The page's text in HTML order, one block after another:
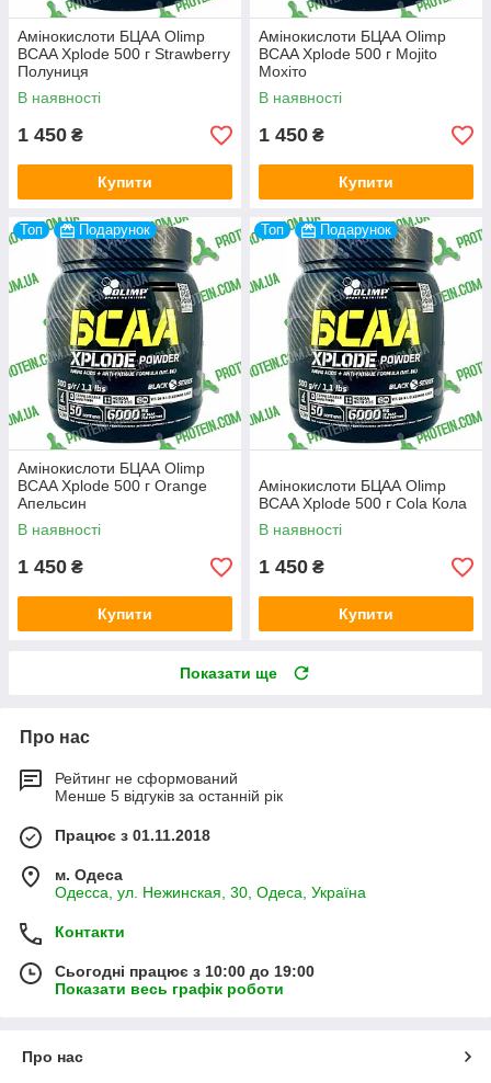
Амінокислоти БЦАА Olimp
BCAA Xplode 500 г Strawberry
Полуниця
В наявності
1 450 ₴
Купити
Амінокислоти БЦАА Olimp
BCAA Xplode 500 г Mojito
Мохіто
В наявності
1 450 ₴
Купити
Топ Подарунок
Амінокислоти БЦАА Olimp
BCAA Xplode 500 г Orange
Апельсин
В наявності
1 450 ₴
Купити
Топ Подарунок
Амінокислоти БЦАА Olimp
BCAA Xplode 500 г Cola Кола
В наявності
1 450 ₴
Купити
Показати ще
Про нас
Рейтинг не сформований
Менше 5 відгуків за останній рік
Працює з 01.11.2018
м. Одеса
Одесса, ул. Нежинская, 30, Одеса, Україна
Контакти
Сьогодні працює з 10:00 до 19:00
Показати весь графік роботи
Про нас